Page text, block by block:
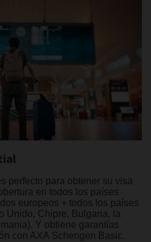
perfecto para obtener su visa
en todos los países
europeos + todos los países
Unido, Chipre, Bulgaria, la
Y obtiene garantías
con AXA Schengen Basic.